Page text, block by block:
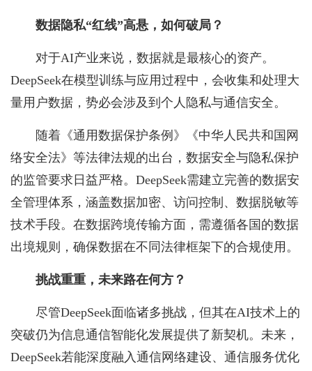
数据隐私“红线”高悬，如何破局？
对于AI产业来说，数据就是最核心的资产。
DeepSeek在模型训练与应用过程中，会收集和处理大
量用户数据，势必会涉及到个人隐私与通信安全。
随着《通用数据保护条例》《中华人民共和国网
络安全法》等法律法规的出台，数据安全与隐私保护
的监管要求日益严格。DeepSeek需建立完善的数据安
全管理体系，涵盖数据加密、访问控制、数据脱敏等
技术手段。在数据跨境传输方面，需遵循各国的数据
出境规则，确保数据在不同法律框架下的合规使用。
挑战重重，未来路在何方？
尽管DeepSeek面临诸多挑战，但其在AI技术上的
突破仍为信息通信智能化发展提供了新契机。未来，
DeepSeek若能深度融入通信网络建设、通信服务优化